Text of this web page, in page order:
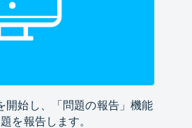
開始し、「問題の報告」機能
を報告します。